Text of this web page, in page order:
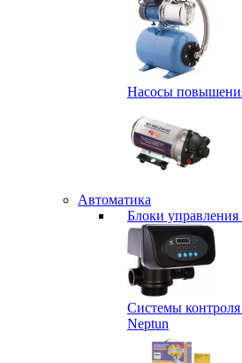
Насосы
Автоматика
Блоки
Системы
Neptun